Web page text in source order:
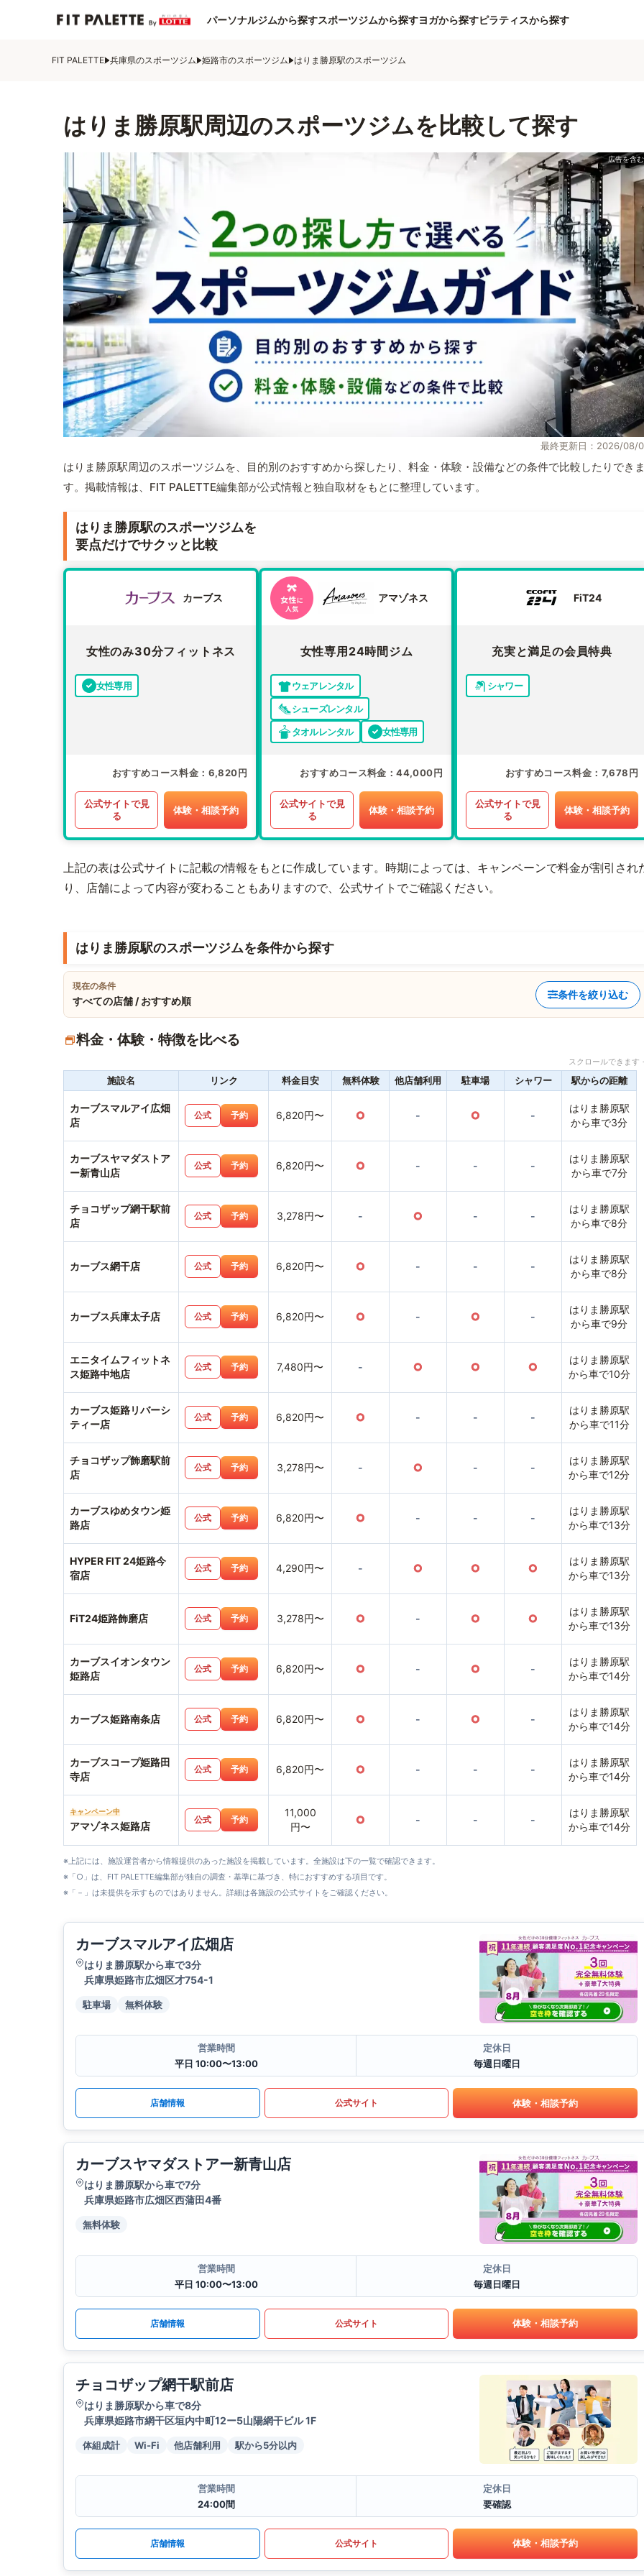
パーソナルジムから探すスポーツジムから探すヨガから探すピラティスから探す
FIT PALETTE 兵庫県のスポーツジム 姫路市のスポーツジム はりま勝原駅のスポーツジム
はりま勝原駅周辺のスポーツジムを比較して探す
最終更新日：2026/08/
はりま勝原駅周辺のスポーツジムを、目的別のおすすめから探したり、料金・体験・設備などの条件で比較したりでき
す。掲載情報は、FIT PALETTE編集部が公式情報と独自取材をもとに整理しています。
はりま勝原駅のスポーツジムを
要点だけでサクッと比較
カーブス
女性のみ30分フィットネス
女性専用
おすすめコース料金 6,820円
公式サイトで見
る
体験・相談予約
アマゾネス
女性専用24時間ジム
ウェアレンタル
シューズレンタル
タオルレンタル
女性専用
おすすめコース料金 44,000円
公式サイトで見
る
体験・相談予約
FiT24
充実と満足の会員特典
シャワー
おすすめコース料金 7,678円
公式サイトで見
る
体験・相談予約
上記の表は公式サイトに記載の情報をもとに作成しています。時期によっては、キャンペーンで料金が割引され
り、店舗によって内容が変わることもありますので、公式サイトでご確認ください。
はりま勝原駅のスポーツジムを条件から探す
現在の条件
すべての店舗 / おすすめ順
条件を絞り込む
料金・体験・特徴を比べる
スクロールできま
施設名 リンク 料金目安 無料体験 他店舗利用 駐車場 シャワー 駅からの距離
カーブスマルアイ広畑
店
公式 予約 6,820円〜 ○ - ○ -
はりま勝原駅
から車で3分
カーブスヤマダストア
ー新青山店
公式 予約 6,820円〜 ○ - - -
はりま勝原駅
から車で7分
チョコザップ網干駅前
店
公式 予約 3,278円〜 - ○ - -
はりま勝原駅
から車で8分
カーブス網干店 公式 予約 6,820円〜 ○ - - -
はりま勝原駅
から車で8分
カーブス兵庫太子店 公式 予約 6,820円〜 ○ - ○ -
はりま勝原駅
から車で9分
エニタイムフィットネ
ス姫路中地店
公式 予約 7,480円〜 - ○ ○ ○
はりま勝原駅
から車で10分
カーブス姫路リバーシ
ティー店
公式 予約 6,820円〜 ○ - - -
はりま勝原駅
から車で11分
チョコザップ飾磨駅前
店
公式 予約 3,278円〜 - ○ - -
はりま勝原駅
から車で12分
カーブスゆめタウン姫
路店
公式 予約 6,820円〜 ○ - - -
はりま勝原駅
から車で13分
HYPER FIT 24姫路今
宿店
公式 予約 4,290円〜 - ○ ○ ○
はりま勝原駅
から車で13分
FiT24姫路飾磨店 公式 予約 3,278円〜 ○ - ○ ○
はりま勝原駅
から車で13分
カーブスイオンタウン
姫路店
公式 予約 6,820円〜 ○ - ○ -
はりま勝原駅
から車で14分
カーブス姫路南条店 公式 予約 6,820円〜 ○ - ○ -
はりま勝原駅
から車で14分
カーブスコープ姫路田
寺店
公式 予約 6,820円〜 ○ - - -
はりま勝原駅
から車で14分
キャンペーン中
アマゾネス姫路店
公式 予約
11,000
円〜
○ - - -
はりま勝原駅
から車で14分
※上記には、施設運営者から情報提供のあった施設を掲載しています。全施設は下の一覧で確認できます。
※「○」は、FIT PALETTE編集部が独自の調査・基準に基づき、特におすすめする項目です。
※「－」は未提供を示すものではありません。詳細は各施設の公式サイトをご確認ください。
カーブスマルアイ広畑店
はりま勝原駅から車で3分
兵庫県姫路市広畑区才754-1
駐車場 無料体験
営業時間
平日 10:00〜13:00
定休日
毎週日曜日
店舗情報 公式サイト 体験・相談予約
カーブスヤマダストアー新青山店
はりま勝原駅から車で7分
兵庫県姫路市広畑区西蒲田4番
無料体験
営業時間
平日 10:00〜13:00
定休日
毎週日曜日
店舗情報 公式サイト 体験・相談予約
チョコザップ網干駅前店
はりま勝原駅から車で8分
兵庫県姫路市網干区垣内中町12ー5山陽網干ビル 1F
体組成計 Wi-Fi 他店舗利用 駅から5分以内
営業時間
24:00間
定休日
要確認
店舗情報 公式サイト 体験・相談予約